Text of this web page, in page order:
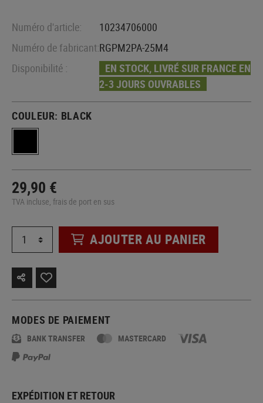
Numéro d'article:
10234706000
Numéro de fabricant:RGPM2PA-25M4
Disponibilité :
EN STOCK, LIVRÉ SUR FRANCE EN
2-3 JOURS OUVRABLES
COULEUR: BLACK
29,90 €
TVA incluse, frais de port en sus
AJOUTER AU PANIER
MODES DE PAIEMENT
BANK TRANSFER MASTERCARD
EXPÉDITION ET RETOUR